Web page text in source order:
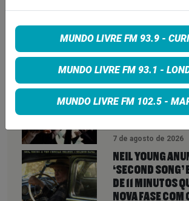
VEJA TAMBÉM
LINDSEY
NICKS E INDICA
FLEETWOOD
7 de agosto de 2026
NEIL YOUNG
‘SECOND SONG’
DE 11 MINUTOS
NOVA FASE COM
MUNDO LIVRE FM 93.9 -
MUNDO LIVRE FM 93.1 -
MUNDO LIVRE FM 102.5 -